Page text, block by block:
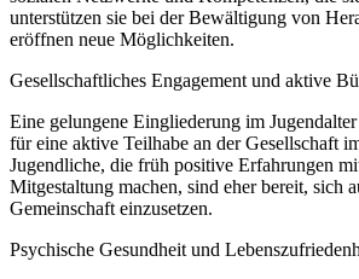
unterstützen sie bei der Bewältigung von
eröffnen neue Möglichkeiten.
Gesellschaftliches Engagement und aktive
Eine gelungene Eingliederung im
für eine aktive Teilhabe an der Gesellschaft
Jugendliche, die früh positive Erfahrungen
Mitgestaltung machen, sind eher bereit, sich
Gemeinschaft einzusetzen.
Psychische Gesundheit und